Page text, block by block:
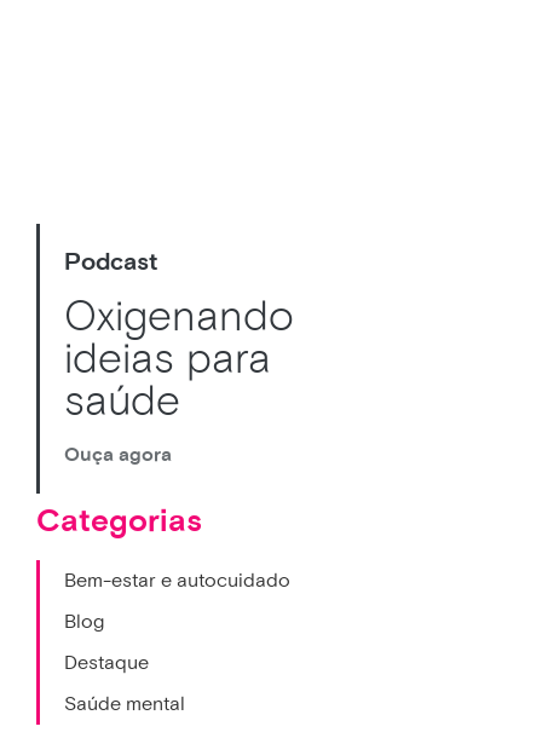
Podcast
Oxigenando
ideias para
saúde
Ouça agora
Categorias
Bem-estar e autocuidado
Blog
Destaque
Saúde mental